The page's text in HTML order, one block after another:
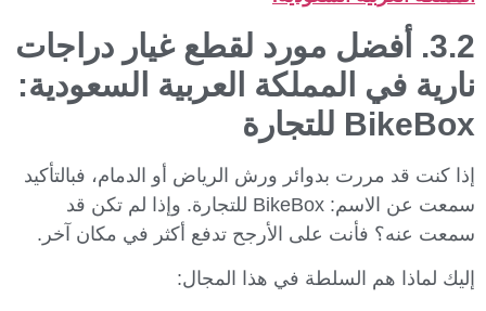
3.2. أفضل مورد لقطع غيار دراجات
نارية في المملكة العربية السعودية:
BikeBox للتجارة
إذا كنت قد مررت بدوائر ورش الرياض أو الدمام، فبالتأكيد
سمعت عن الاسم: BikeBox للتجارة. وإذا لم تكن قد
سمعت عنه؟ فأنت على الأرجح تدفع أكثر في مكان آخر.
إليك لماذا هم السلطة في هذا المجال: